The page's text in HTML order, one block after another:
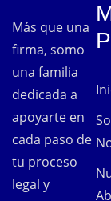
Más que una
firma, somo
una familia
dedicada a
apoyarte en
cada paso de
tu proceso
legal y